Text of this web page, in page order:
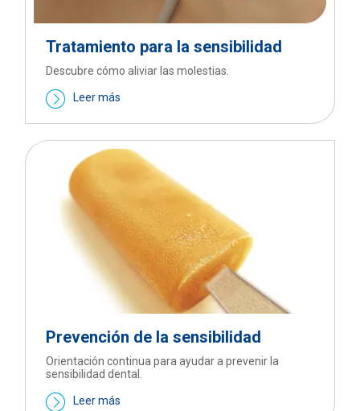
Tratamiento para la sensibilidad
Descubre cómo aliviar las molestias.
Leer más
Prevención de la sensibilidad
Orientación continua para ayudar a prevenir la
sensibilidad dental.
Leer más